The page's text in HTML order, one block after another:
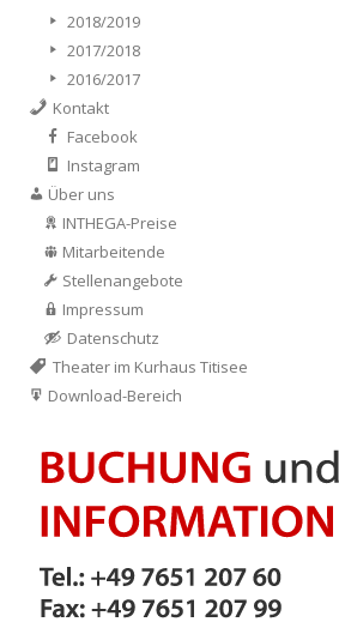
2018/2019
2017/2018
2016/2017
Kontakt
Facebook
Instagram
Über uns
INTHEGA-Preise
Mitarbeitende
Stellenangebote
Impressum
Datenschutz
Theater im Kurhaus Titisee
Download-Bereich